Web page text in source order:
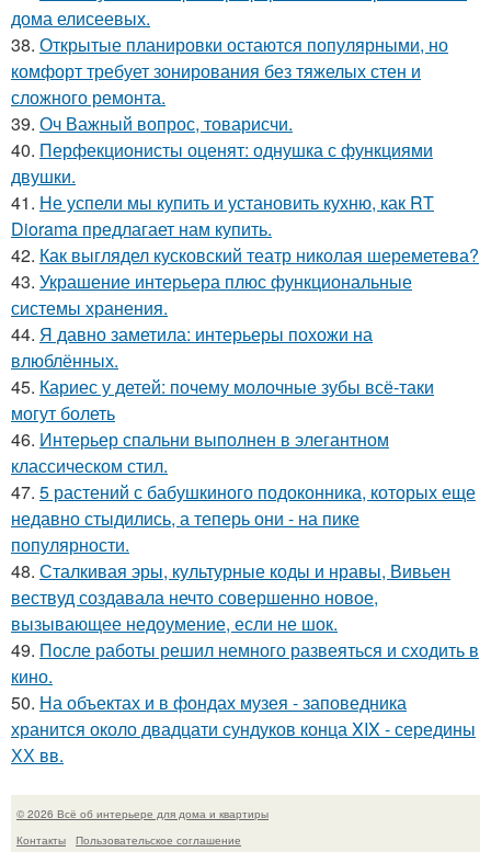
дома елисеевых.
38. Открытые планировки остаются популярными, но
комфорт требует зонирования без тяжелых стен и
сложного ремонта.
39. Оч Важный вопрос, товарисчи.
40. Перфекционисты оценят: однушка с функциями
двушки.
41. Не успели мы купить и установить кухню, как RT
Diorama предлагает нам купить.
42. Как выглядел кусковский театр николая шереметева?
43. Украшение интерьера плюс функциональные
системы хранения.
44. Я давно заметила: интерьеры похожи на
влюблённых.
45. Кариес у детей: почему молочные зубы всё-таки
могут болеть
46. Интерьер спальни выполнен в элегантном
классическом стил.
47. 5 растений с бабушкиного подоконника, которых еще
недавно стыдились, а теперь они - на пике
популярности.
48. Сталкивая эры, культурные коды и нравы, Вивьен
вествуд создавала нечто совершенно новое,
вызывающее недоумение, если не шок.
49. После работы решил немного развеяться и сходить в
кино.
50. На объектах и в фондах музея - заповедника
хранится около двадцати сундуков конца XIX - середины
ХХ вв.
© 2026 Всё об интерьере для дома и квартиры
Контакты
Пользовательское соглашение